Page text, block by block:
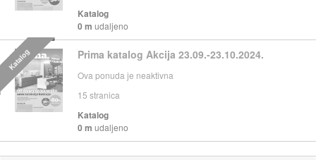
Katalog
0 m udaljeno
Prima katalog Akcija 23.09.-23.10.2024.
Ova ponuda je neaktivna
15 stranica
Katalog
0 m udaljeno
Katalog